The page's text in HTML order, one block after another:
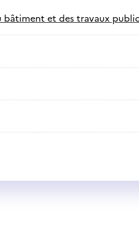
bâtiment et des travaux